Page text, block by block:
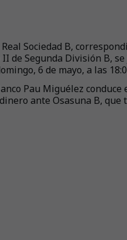
Sociedad B,
de Segunda División B,
6 de mayo, a las
Pau Miguélez conduce
ante Osasuna B,